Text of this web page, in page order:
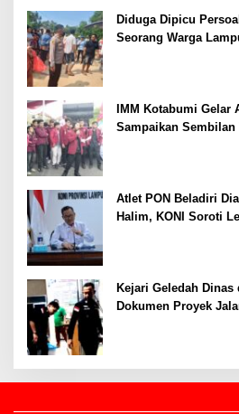
Diduga Dipicu
Seorang Warga
IMM Kotabumi
Sampaikan
Atlet PON Beladiri
Halim, KONI Soroti
Kejari Geledah
Dokumen Proyek